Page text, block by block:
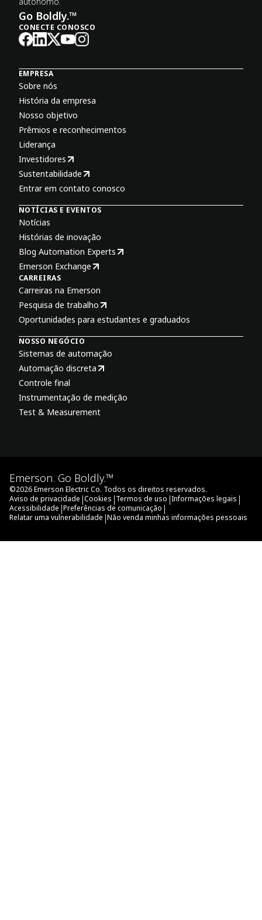
Go Boldly.™
CONECTE CONOSCO
EMPRESA
Sobre nós
História da empresa
Nosso objetivo
Prêmios e reconhecimentos
Liderança
Investidores
Sustentabilidade
Entrar em contato conosco
NOTÍCIAS E EVENTOS
Notícias
Histórias de inovação
Blog Automation Experts
Emerson Exchange
CARREIRAS
Carreiras na Emerson
Pesquisa de trabalho
Oportunidades para estudantes e graduados
NOSSO NEGÓCIO
Sistemas de automação
Automação discreta
Controle final
Instrumentação de medição
Test & Measurement
Emerson. Go Boldly.™
©2026Emerson Electric Co. Todos os direitos reservados.
Aviso de privacidade |Cookies |Termos de uso |Informações legais |
Acessibilidade |Preferências de comunicação |
Relatar uma vulnerabilidade |Não venda minhas informações pessoais